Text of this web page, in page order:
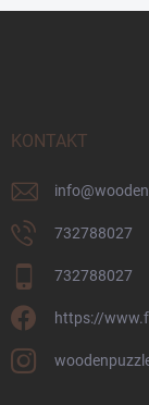
KONTAKT
info@
732788027
732788027
https://